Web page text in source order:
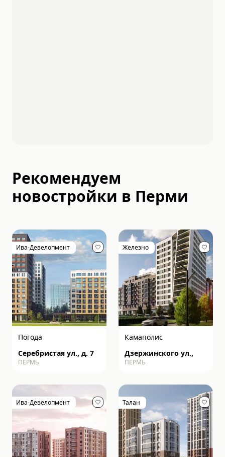
Рекомендуем
новостройки в Перми
Ива-Девелопмент
Погода
Серебристая ул., д. 7
ПЕРМЬ
Железно
Камаполис
Дзержинского ул.,
ПЕРМЬ
Ива-Девелопмент Талан